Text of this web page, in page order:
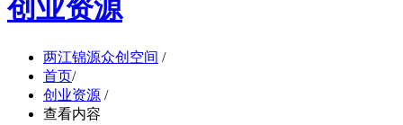
创业资源
两江锦源众创空间 /
首页/
创业资源 /
查看内容